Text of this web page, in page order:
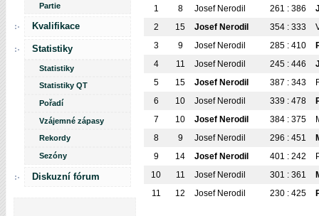
Partie
Kvalifikace
Statistiky
Statistiky
Statistiky QT
Pořadí
Vzájemné zápasy
Rekordy
Sezóny
Diskuzní fórum
1 8 Josef Nerodil 261 : 386
2
15 Josef Nerodil 354 : 333
3
9 Josef Nerodil 285 : 410
4
11 Josef Nerodil 245 : 446
5
15 Josef Nerodil 387 : 343
6
10 Josef Nerodil 339 : 478
7
10 Josef Nerodil 384 : 375
8
9 Josef Nerodil 296 : 451
9
14 Josef Nerodil 401 : 242
10
11 Josef Nerodil 301 : 361
11
12 Josef Nerodil 230 : 425